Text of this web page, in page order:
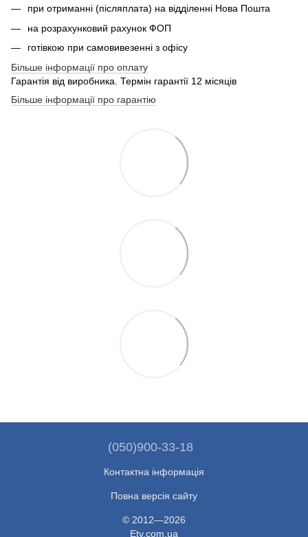
при отриманні (післяплата) на відділенні Нова Пошта
на розрахунковий рахунок ФОП
готівкою при самовивезенні з офісу
Більше інформації про оплату
Гарантія від виробника. Термін гарантії 12 місяців
Більше інформації про гарантію
(050)900-33-18
Контактна інформація
Повна версія сайту
© 2012—2026
Etv.com.ua